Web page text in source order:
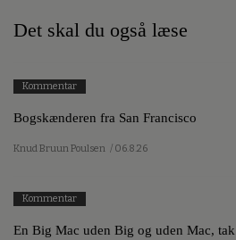
Det skal du også læse
Kommentar
Bogskænderen fra San Francisco
Knud Bruun Poulsen / 06.8.26
Kommentar
En Big Mac uden Big og uden Mac, tak